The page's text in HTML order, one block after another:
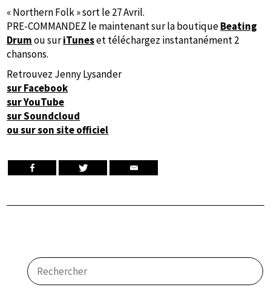
« Northern Folk » sort le 27 Avril.
PRE-COMMANDEZ le maintenant sur la boutiqueBeating
Drumou suriTuneset téléchargez instantanément 2
chansons.
Retrouvez Jenny Lysander
sur Facebook
sur YouTube
sur Soundcloud
ou sur son site officiel